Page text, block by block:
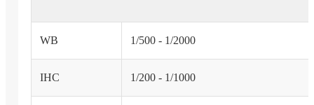
WB 1/500 - 1/2000
IHC 1/200 - 1/1000